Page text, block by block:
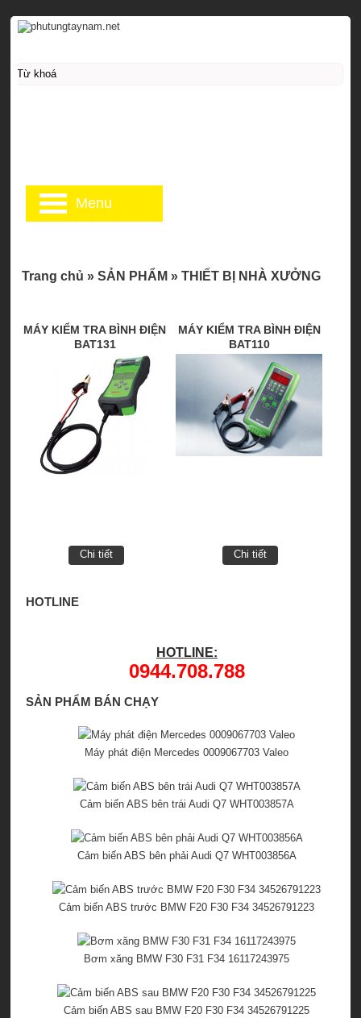
MÁY KIỂM TRA BÌNH ĐIỆN
BAT131
Chi tiết
MÁY KIỂM TRA BÌNH ĐIỆN
BAT110
Chi tiết
Trang chủ » SẢN PHẨM » THIẾT BỊ NHÀ XƯỞNG
HOTLINE
HOTLINE:
0944.708.788
SẢN PHẨM BÁN CHẠY
Máy phát điện Mercedes 0009067703 Valeo
Cảm biến ABS bên trái Audi Q7 WHT003857A
Cảm biến ABS bên phải Audi Q7 WHT003856A
Cảm biến ABS trước BMW F20 F30 F34 34526791223
Bơm xăng BMW F30 F31 F34 16117243975
Cảm biến ABS sau BMW F20 F30 F34 34526791225
Menu